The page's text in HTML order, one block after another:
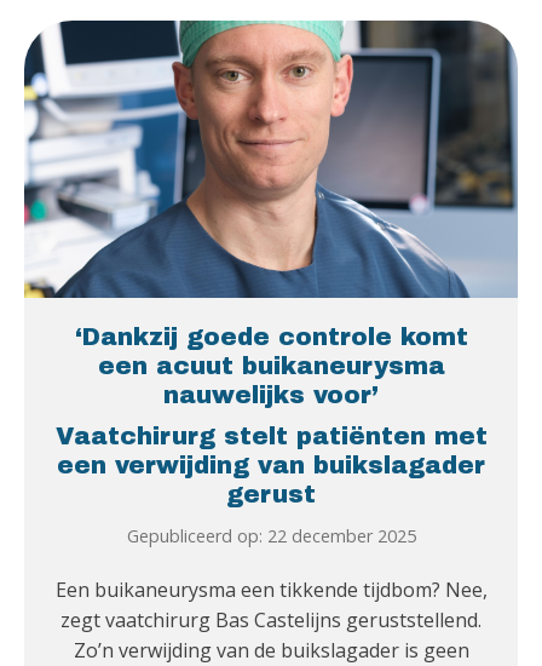
‘Dankzij goede controle komt
een acuut buikaneurysma
nauwelijks voor’
Vaatchirurg stelt patiënten met
een verwijding van buikslagader
gerust
Gepubliceerd op: 22 december 2025
Een buikaneurysma een tikkende tijdbom? Nee,
zegt vaatchirurg Bas Castelijns geruststellend.
Zo’n verwijding van de buikslagader is geen